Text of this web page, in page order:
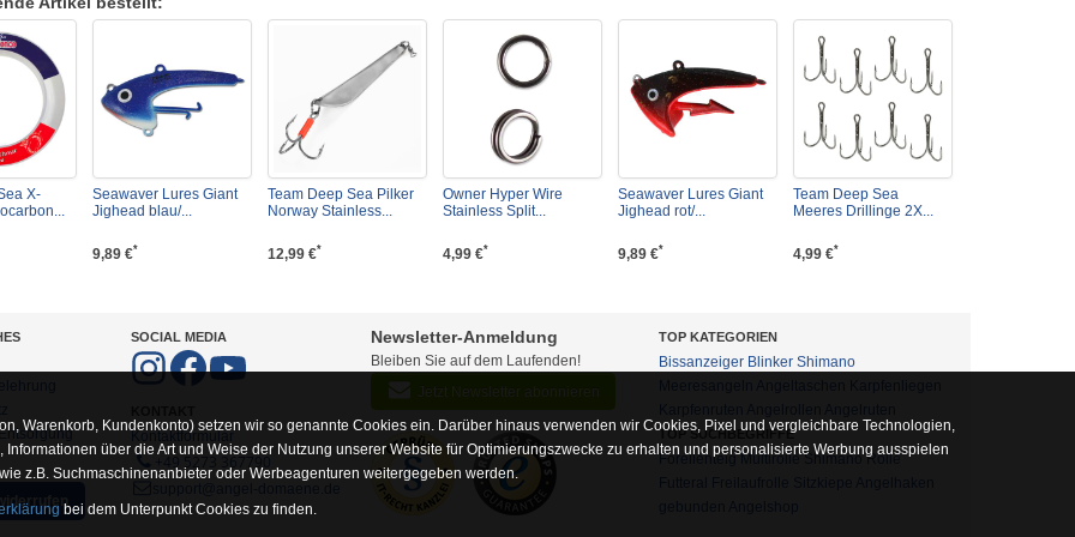
X-
Seawaver Lures Giant
Jighead blau/...
9,89 €*
Team Deep Sea Pilker
Norway Stainless...
12,99 €*
Owner Hyper Wire
Stainless Split...
4,99 €*
Seawaver Lures Giant
Jighead rot/...
9,89 €*
Team Deep Sea
Meeres Drillinge 2X...
4,99 €*
SOCIAL MEDIA
Kontaktformular
Newsletter-Anmeldung
Bleiben Sie auf dem Laufenden!
Jetzt Newsletter abonnieren
TOP KATEGORIEN
Bissanzeiger Blinker Shimano
TOP SUCHBEGRIFFE
Forellenteig Multirolle Shimano Rolle
Warenkorb, Kundenkonto) setzen wir so genannte Cookies ein. Darüber hinaus verwenden wir Cookies, Pixel und vergleichbare Technologien,
über die Art und Weise der Nutzung unserer Website für Optimierungszwecke zu erhalten und personalisierte Werbung ausspielen
z.B. Suchmaschinenanbieter oder Werbeagenturen weitergegeben werden.
bei dem Unterpunkt Cookies zu finden.